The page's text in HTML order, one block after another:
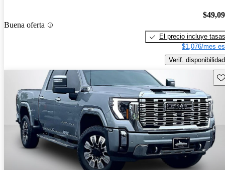
Buena oferta
El precio incluye tasas
$1,076/mes
Verif. disponibilidad